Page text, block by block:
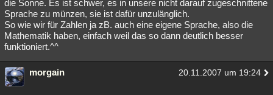
die Sonne. Es ist schwer, es in unsere nicht darauf zugeschnittene
Sprache zu münzen, sie ist dafür unzulänglich.
So wie wir für Zahlen ja zB. auch eine eigene Sprache, also die
Mathematik haben, einfach weil das so dann deutlich besser
funktioniert.^^
morgain 20.11.2007 um 19:24